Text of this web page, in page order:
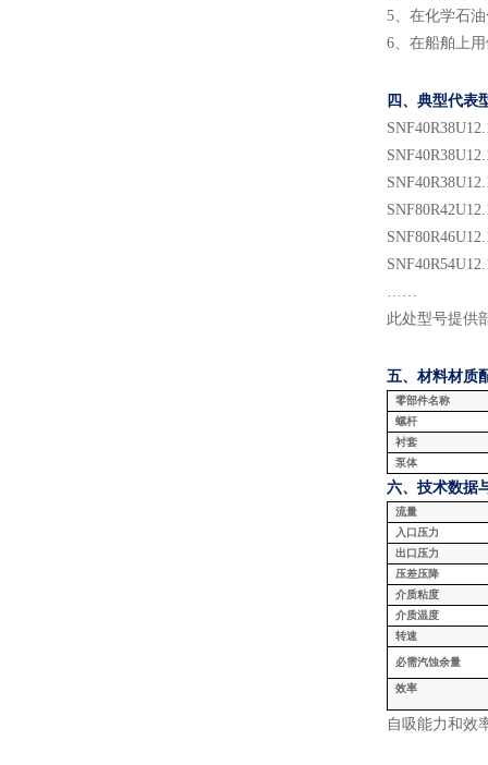
5、 在化学石
6、 在船舶上
四、典型代表
SNF40R38U
SNF40R38U
SNF40R38U
SNF80R42U
SNF80R46U
SNF40R54U
……
此处型号提供
五、材料材质
零部件名称
螺杆
衬套
泵体
六、技术数据
流量
入口压力
出口压力
压差压降
介质粘度
介质温度
转速
必需汽蚀余量
效率
自吸能力和效